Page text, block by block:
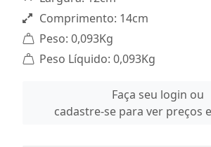
Comprimento: 14cm
Peso: 0,093Kg
Peso Líquido: 0,093Kg
Faça seu login ou
cadastre-se para ver preços